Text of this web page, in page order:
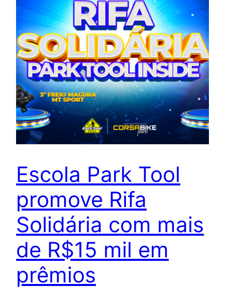
Escola Park Tool
promove Rifa
Solidária com mais
de R$15 mil em
prêmios